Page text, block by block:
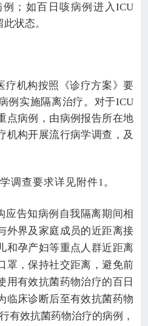
；如百日咳病例进入ICU
状态。
疗机构按照《诊疗方案》要
例实施隔离治疗。对于ICU
点病例，由病例报告所在地
机构开展流行病学调查，及
调查要求详见附件1 。
应告知病例自我隔离期间相
外界及家庭成员的近距离接
和孕产妇等重点人群近距离
罩，保持社交距离，避免前
用有效抗菌药物治疗的百日
临床诊断后至有效抗菌药物
有效抗菌药物治疗的病例，